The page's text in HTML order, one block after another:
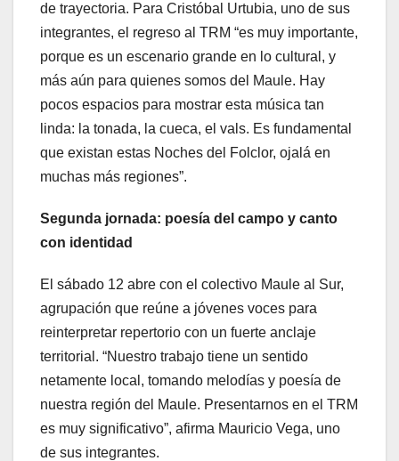
de trayectoria. Para Cristóbal Urtubia, uno de sus
integrantes, el regreso al TRM “es muy importante,
porque es un escenario grande en lo cultural, y
más aún para quienes somos del Maule. Hay
pocos espacios para mostrar esta música tan
linda: la tonada, la cueca, el vals. Es fundamental
que existan estas Noches del Folclor, ojalá en
muchas más regiones”.
Segunda jornada: poesía del campo y canto
con identidad
El sábado 12 abre con el colectivo Maule al Sur,
agrupación que reúne a jóvenes voces para
reinterpretar repertorio con un fuerte anclaje
territorial. “Nuestro trabajo tiene un sentido
netamente local, tomando melodías y poesía de
nuestra región del Maule. Presentarnos en el TRM
es muy significativo”, afirma Mauricio Vega, uno
de sus integrantes.